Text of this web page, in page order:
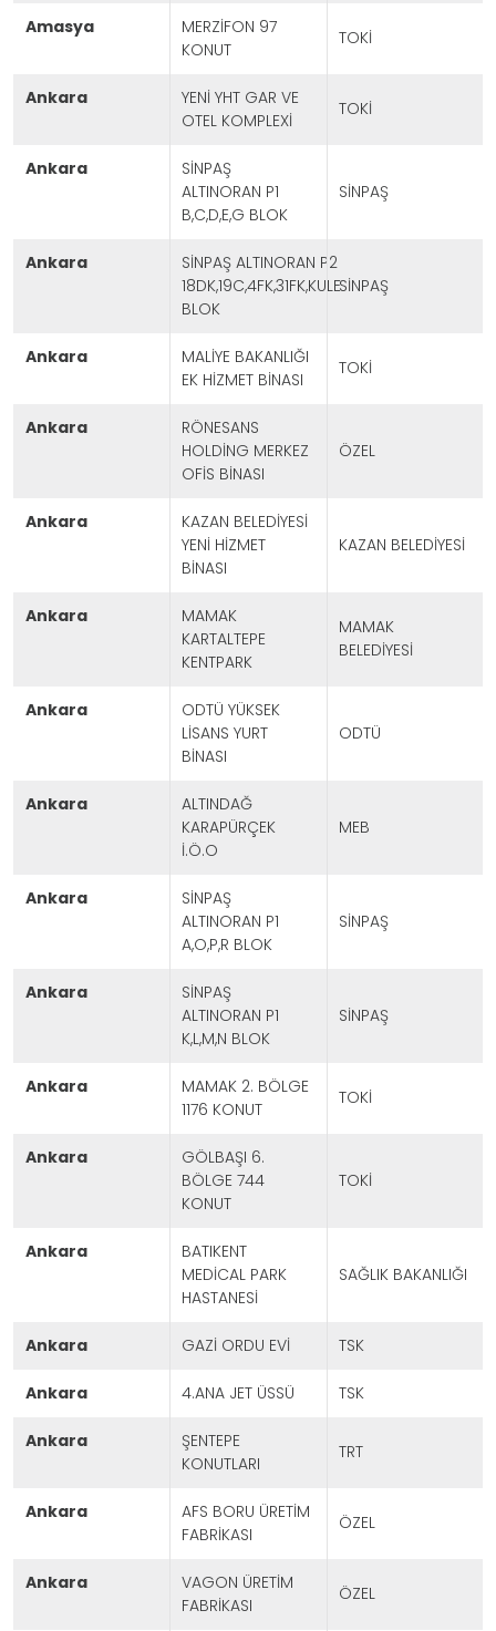
amasya
MERZİFON 97
KONUT
TOKİ
ankara
YENİ YHT GAR VE
OTEL KOMPLEXİ
TOKİ
ankara
SİNPAŞ
ALTINORAN P1
B,C,D,E,G BLOK
SİNPAŞ
ankara
SİNPAŞ ALTINORAN P2
18DK,19C,4FK,31FK,KULE
BLOK
SİNPAŞ
ankara
MALİYE BAKANLIĞI
EK HİZMET BİNASI
TOKİ
ankara
RÖNESANS
HOLDİNG MERKEZ
OFİS BİNASI
ÖZEL
ankara
KAZAN BELEDİYESİ
YENİ HİZMET
BİNASI
KAZAN BELEDİYESİ
ankara
MAMAK
KARTALTEPE
KENTPARK
MAMAK
BELEDİYESİ
ankara
ODTÜ YÜKSEK
LİSANS YURT
BİNASI
ODTÜ
ankara
ALTINDAĞ
KARAPÜRÇEK
İ.Ö.O
MEB
ankara
SİNPAŞ
ALTINORAN P1
A,O,P,R BLOK
SİNPAŞ
ankara
SİNPAŞ
ALTINORAN P1
K,L,M,N BLOK
SİNPAŞ
ankara
MAMAK 2. BÖLGE
1176 KONUT
TOKİ
ankara
GÖLBAŞI 6.
BÖLGE 744
KONUT
TOKİ
ankara
BATIKENT
MEDİCAL PARK
HASTANESİ
SAĞLIK BAKANLIĞI
ankara GAZİ ORDU EVİ TSK
ankara 4.ANA JET ÜSSÜ TSK
ankara
ŞENTEPE
KONUTLARI
TRT
ankara
AFS BORU ÜRETİM
FABRİKASI
ÖZEL
ankara
VAGON ÜRETİM
FABRİKASI
ÖZEL